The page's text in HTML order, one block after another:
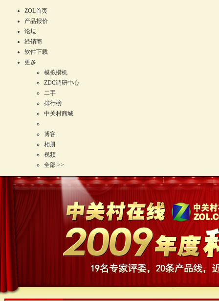
ZOL首页
产品报价
论坛
经销商
软件下载
更多
模拟攒机
ZDC调研中心
二手
排行榜
中关村商城
博客
相册
视频
全部 >>